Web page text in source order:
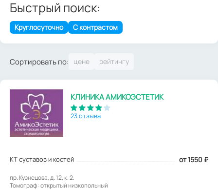
Быстрый поиск:
Круглосуточно С контрастом
Сортировать по:
КЛИНИКА АМИКОЭСТЕТИК
23 отзыва
КТ суставов и костей от 1550 ₽
пр. Кузнецова, д. 12, к. 2.
Томограф: открытый низкопольный